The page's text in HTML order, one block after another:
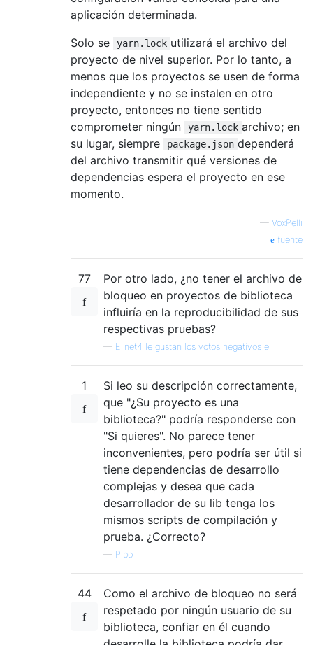
aplicación determinada.
Solo se
yarn.lock utilizará el archivo del
proyecto de nivel superior. Por lo tanto, a
menos que los proyectos se usen de forma
independiente y no se instalen en otro
proyecto, entonces no tiene sentido
comprometer ningún
yarn.lock archivo; en
su lugar, siempre
package.json dependerá
del archivo transmitir qué versiones de
dependencias espera el proyecto en ese
momento.
— VoxPelli
fuente
77
Por otro lado, ¿no tener el archivo de
bloqueo en proyectos de biblioteca
influiría en la reproducibilidad de sus
respectivas pruebas?
— E_net4 le gustan los votos negativos el
1
Si leo su descripción correctamente,
que "¿Su proyecto es una
biblioteca?" podría responderse con
"Si quieres". No parece tener
inconvenientes, pero podría ser útil si
tiene dependencias de desarrollo
complejas y desea que cada
desarrollador de su lib tenga los
mismos scripts de compilación y
prueba. ¿Correcto?
— Pipo
44
Como el archivo de bloqueo no será
respetado por ningún usuario de su
biblioteca, confiar en él cuando